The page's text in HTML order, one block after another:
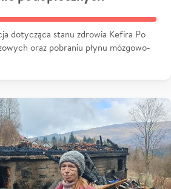
dotycząca stanu zdrowia Kefira Po
oraz pobraniu płynu mózgowo-